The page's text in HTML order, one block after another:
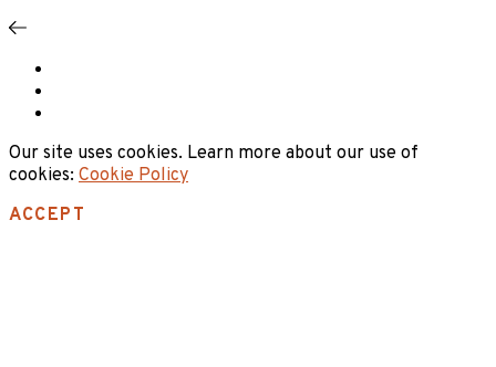
Our site uses cookies. Learn more about our use of
cookies: Cookie Policy
ACCEPT